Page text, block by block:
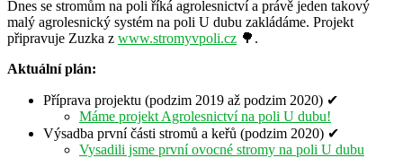
Dnes se stromům na poli říká agrolesnictví a právě jeden takový
malý agrolesnický systém na poli U dubu zakládáme. Projekt
připravuje Zuzka z www.stromyvpoli.cz 🌳.
Aktuální plán:
Příprava projektu (podzim 2019 až podzim 2020) ✔
Máme projekt Agrolesnictví na poli U dubu!
Výsadba první části stromů a keřů (podzim 2020) ✔
Vysadili jsme první ovocné stromy na poli U dubu